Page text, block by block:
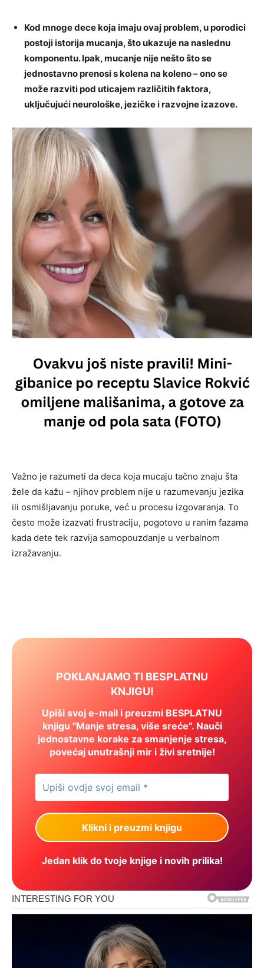
Kod mnoge dece koja imaju ovaj problem, u porodici
postoji istorija mucanja, što ukazuje na naslednu
komponentu. Ipak, mucanje nije nešto što se
jednostavno prenosi s kolena na koleno – ono se
može razviti pod uticajem različitih faktora,
uključujući neurološke, jezičke i razvojne izazove.
Važno je razumeti da deca koja mucaju tačno znaju šta
žele da kažu – njihov problem nije u razumevanju jezika
ili osmišljavanju poruke, već u procesu izgovaranja. To
često može izazvati frustraciju, pogotovo u ranim fazama
kada dete tek razvija samopouzdanje u verbalnom
izražavanju.
POKLANJAMO TI BESPLATNU
KNJIGU!
Upiši svoj e-mail i preuzmi BESPLATNU
knjigu "Manje stresa, više sreće". Nauči
jednostavne korake za smanjenje stresa,
povećaj unutrašnji mir i živi sretnije!
Jedan klik do tvoje knjige i novih prilika!